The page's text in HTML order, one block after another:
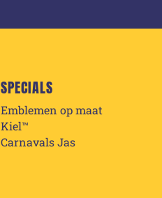
SPECIALS
Emblemen op maat
Kiel™
Carnavals Jas